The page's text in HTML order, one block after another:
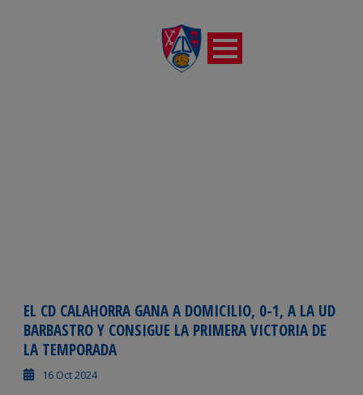
EL CD CALAHORRA GANA A DOMICILIO, 0-1, A LA UD
BARBASTRO Y CONSIGUE LA PRIMERA VICTORIA DE
LA TEMPORADA
16 Oct 2024